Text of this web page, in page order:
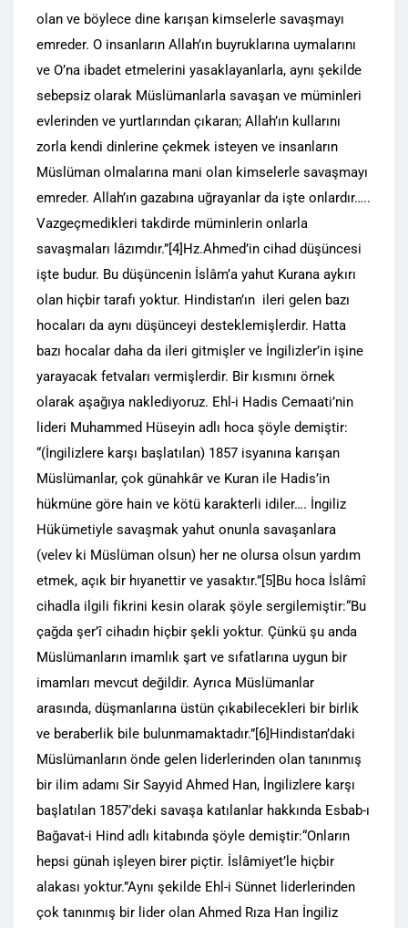
olan ve böylece dine karışan kimselerle savaşmayı
emreder. O insanların Allah’ın buyruklarına uymalarını
ve O’na ibadet etmelerini yasaklayanlarla, aynı şekilde
sebepsiz olarak Müslümanlarla savaşan ve müminleri
evlerinden ve yurtlarından çıkaran; Allah’ın kullarını
zorla kendi dinlerine çekmek isteyen ve insanların
Müslüman olmalarına mani olan kimselerle savaşmayı
emreder. Allah’ın gazabına uğrayanlar da işte onlardır…..
Vazgeçmedikleri takdirde müminlerin onlarla
savaşmaları lâzımdır.”[4]Hz.Ahmed’in cihad düşüncesi
işte budur. Bu düşüncenin İslâm’a yahut Kurana aykırı
olan hiçbir tarafı yoktur. Hindistan’ın ileri gelen bazı
hocaları da aynı düşünceyi desteklemişlerdir. Hatta
bazı hocalar daha da ileri gitmişler ve İngilizler’in işine
yarayacak fetvaları vermişlerdir. Bir kısmını örnek
olarak aşağıya naklediyoruz. Ehl-i Hadis Cemaati’nin
lideri Muhammed Hüseyin adlı hoca şöyle demiştir:
“(İngilizlere karşı başlatılan) 1857 isyanına karışan
Müslümanlar, çok günahkâr ve Kuran ile Hadis’in
hükmüne göre hain ve kötü karakterli idiler…. İngiliz
Hükümetiyle savaşmak yahut onunla savaşanlara
(velev ki Müslüman olsun) her ne olursa olsun yardım
etmek, açık bir hıyanettir ve yasaktır.”[5]Bu hoca İslâmî
cihadla ilgili fikrini kesin olarak şöyle sergilemiştir:“Bu
çağda şer’î cihadın hiçbir şekli yoktur. Çünkü şu anda
Müslümanların imamlık şart ve sıfatlarına uygun bir
imamları mevcut değildir. Ayrıca Müslümanlar
arasında, düşmanlarına üstün çıkabilecekleri bir birlik
ve beraberlik bile bulunmamaktadır.”[6]Hindistan’daki
Müslümanların önde gelen liderlerinden olan tanınmış
bir ilim adamı Sir Sayyid Ahmed Han, İngilizlere karşı
başlatılan 1857’deki savaşa katılanlar hakkında Esbab-ı
Bağavat-i Hind adlı kitabında şöyle demiştir:“Onların
hepsi günah işleyen birer piçtir. İslâmiyet’le hiçbir
alakası yoktur.”Aynı şekilde Ehl-i Sünnet liderlerinden
çok tanınmış bir lider olan Ahmed Rıza Han İngiliz